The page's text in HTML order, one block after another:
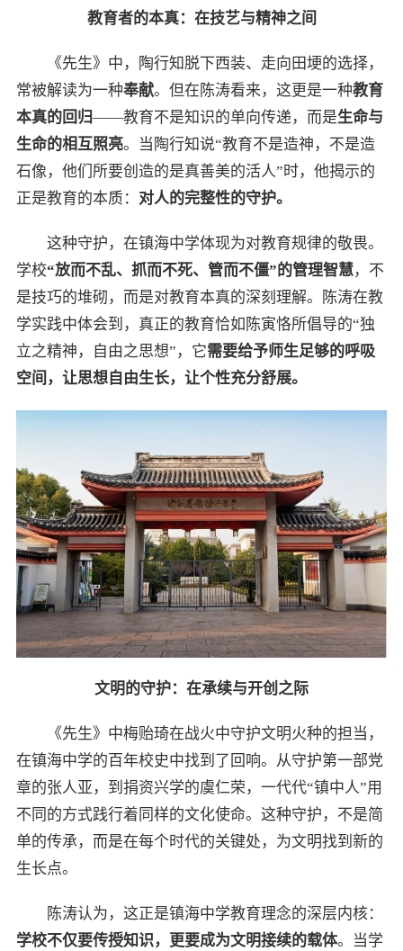
教育者的本真：在技艺与精神之间
《先生》中，陶行知脱下西装、走向田埂的选择，
常被解读为一种奉献。但在陈涛看来，这更是一种教育
本真的回归——教育不是知识的单向传递，而是生命与
生命的相互照亮。当陶行知说“教育不是造神，不是造
石像，他们所要创造的是真善美的活人”时，他揭示的
正是教育的本质： 对人的完整性的守护。
这种守护，在镇海中学体现为对教育规律的敬畏。
学校“放而不乱、抓而不死、管而不僵”的管理智慧，不
是技巧的堆砌，而是对教育本真的深刻理解。陈涛在教
学实践中体会到，真正的教育恰如陈寅恪所倡导的“独
立之精神，自由之思想”，它需要给予师生足够的呼吸
空间，让思想自由生长，让个性充分舒展。
文明的守护：在承续与开创之际
《先生》中梅贻琦在战火中守护文明火种的担当，
在镇海中学的百年校史中找到了回响。从守护第一部党
章的张人亚，到捐资兴学的虞仁荣，一代代“镇中人”用
不同的方式践行着同样的文化使命。这种守护，不是简
单的传承，而是在每个时代的关键处，为文明找到新的
生长点。
陈涛认为，这正是镇海中学教育理念的深层内核：
学校不仅要传授知识，更要成为文明接续的载体。当学